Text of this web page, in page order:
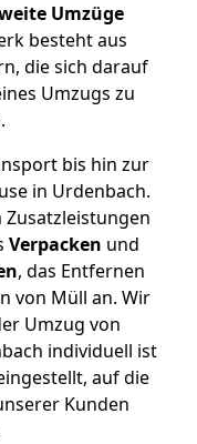
Umzüge
besteht aus
die sich darauf
Umzugs zu
bis hin zur
in Urdenbach.
Verpacken und
, das Entfernen
von Müll an. Wir
Umzug von
individuell ist
auf die
Kunden